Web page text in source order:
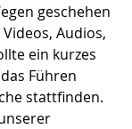
geschehen
Audios,
ein kurzes
Führen
stattfinden.